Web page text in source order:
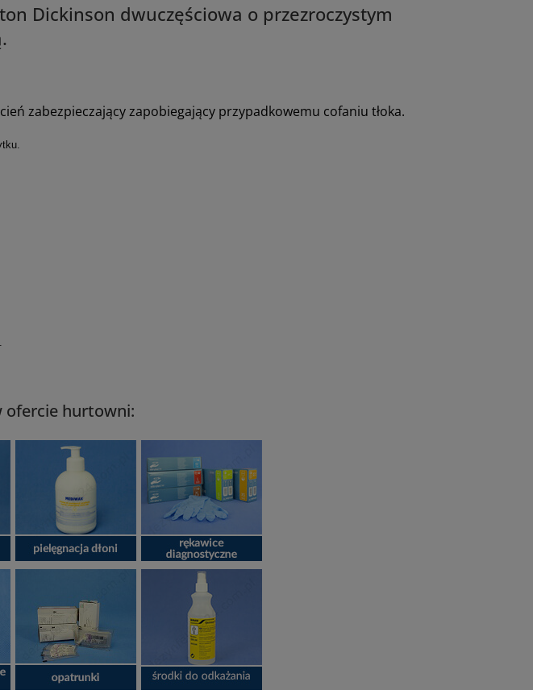
Dickinson dwuczęściowa o przezroczystym
zabezpieczający zapobiegający przypadkowemu cofaniu tłoka.
ofercie hurtowni: